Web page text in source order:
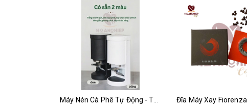
Máy Nén Cà Phê Tự Động - Tamper Electric 58MM